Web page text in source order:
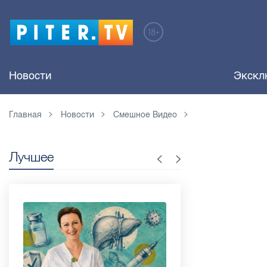
Новости
Главная Новости Смешное Видео
Лучшее